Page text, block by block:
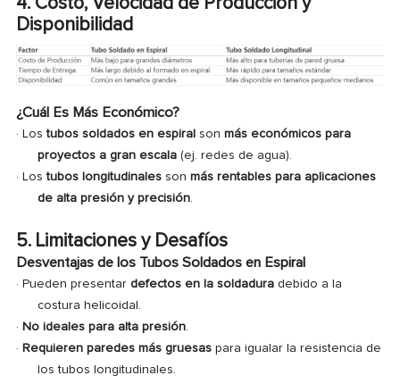
Disponibilidad
¿Cuál Es Más Económico?
· Lostubos soldados en espiralson más económicos para
proyectos a gran escala(ej. redes de agua).
· Lostubos longitudinalesson más rentables para aplicaciones
de alta presión y precisión.
5. Limitaciones y Desafíos
Desventajas de los Tubos Soldados en Espiral
· Pueden presentar defectos en la soldaduradebido a la
costura helicoidal.
· No ideales para alta presión.
· Requieren paredes más gruesaspara igualar la resistencia de
los tubos longitudinales.